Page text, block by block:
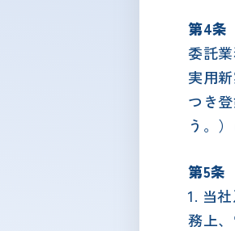
第4条
委託
実用
つき
う。
第5条
1. 当
務上